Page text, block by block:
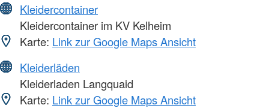
Kleidercontainer
Kleidercontainer im KV Kelheim
Karte: Link zur Google Maps Ansicht
Kleiderläden
Kleiderladen Langquaid
Karte: Link zur Google Maps Ansicht